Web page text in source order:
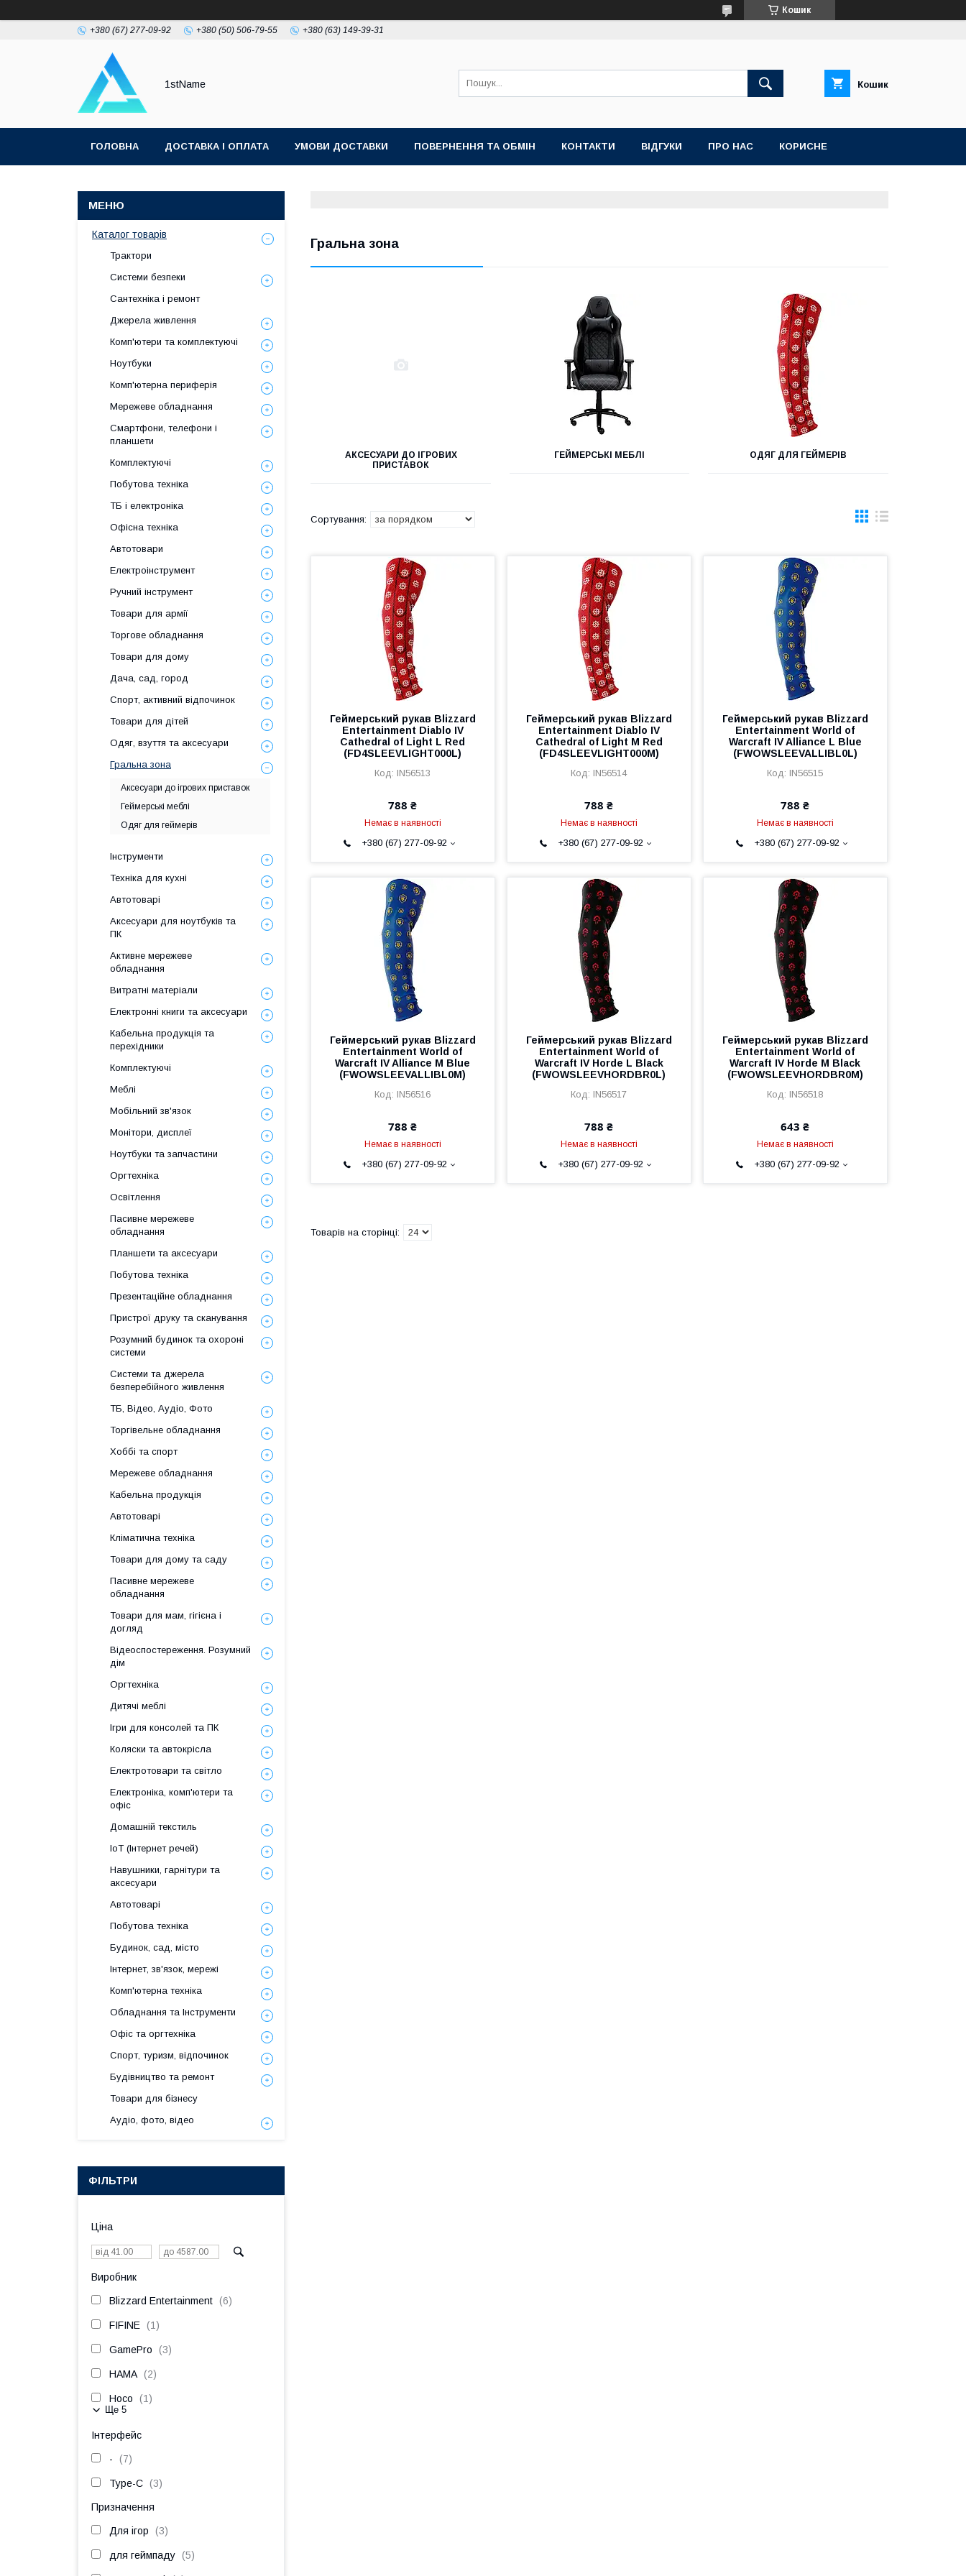
Кошик
+380 (67) 277-09-92 +380 (50) 506-79-55 +380 (63) 149-39-31
1stName Кошик
ГОЛОВНА ДОСТАВКА І ОПЛАТА УМОВИ ДОСТАВКИ ПОВЕРНЕННЯ ТА ОБМІН КОНТАКТИ ВІДГУКИ ПРО НАС КОРИСНЕ
Гральна зона
АКСЕСУАРИ ДО ІГРОВИХ
ПРИСТАВОК
ГЕЙМЕРСЬКІ МЕБЛІ ОДЯГ ДЛЯ ГЕЙМЕРІВ
Геймерський рукав Blizzard
Entertainment Diablo IV
Cathedral of Light L Red
(FD4SLEEVLIGHT000L)
IN56513
788 ₴
Немає в наявності
+380 (67) 277-09-92
Геймерський рукав Blizzard
Entertainment Diablo IV
Cathedral of Light M Red
(FD4SLEEVLIGHT000M)
IN56514
788 ₴
Немає в наявності
+380 (67) 277-09-92
Геймерський рукав Blizzard
Entertainment World of
Warcraft IV Alliance L Blue
(FWOWSLEEVALLIBL0L)
IN56515
788 ₴
Немає в наявності
+380 (67) 277-09-92
Геймерський рукав Blizzard
Entertainment World of
Warcraft IV Alliance M Blue
(FWOWSLEEVALLIBL0M)
IN56516
788 ₴
Немає в наявності
+380 (67) 277-09-92
Геймерський рукав Blizzard
Entertainment World of
Warcraft IV Horde L Black
(FWOWSLEEVHORDBR0L)
IN56517
788 ₴
Немає в наявності
+380 (67) 277-09-92
Геймерський рукав Blizzard
Entertainment World of
Warcraft IV Horde M Black
(FWOWSLEEVHORDBR0M)
IN56518
643 ₴
Немає в наявності
+380 (67) 277-09-92
Каталог товарів
Трактори
Системи безпеки
Сантехніка і ремонт
Джерела живлення
Комп'ютери та комплектуючі
Ноутбуки
Комп'ютерна периферія
Мережеве обладнання
Смартфони, телефони і
планшети
Комплектуючі
Побутова техніка
ТБ і електроніка
Офісна техніка
Автотовари
Електроінструмент
Ручний інструмент
Товари для армії
Торгове обладнання
Товари для дому
Дача, сад, город
Спорт, активний відпочинок
Товари для дітей
Одяг, взуття та аксесуари
Гральна зона
Аксесуари до ігрових приставок
Геймерські меблі
Одяг для геймерів
Інструменти
Техніка для кухні
Автотоварі
Аксесуари для ноутбуків та
ПК
Активне мережеве
обладнання
Витратні матеріали
Електронні книги та аксесуари
Кабельна продукція та
перехідники
Комплектуючі
Меблі
Мобільний зв'язок
Монітори, дисплеї
Ноутбуки та запчастини
Оргтехніка
Освітлення
Пасивне мережеве
обладнання
Планшети та аксесуари
Побутова техніка
Презентаційне обладнання
Пристрої друку та сканування
Розумний будинок та охороні
системи
Системи та джерела
безперебійного живлення
ТБ, Відео, Аудіо, Фото
Торгівельне обладнання
Хоббі та спорт
Мережеве обладнання
Кабельна продукція
Автотоварі
Кліматична техніка
Товари для дому та саду
Пасивне мережеве
обладнання
Товари для мам, гігієна і
догляд
Відеоспостереження. Розумний
дім
Оргтехніка
Дитячі меблі
Ігри для консолей та ПК
Коляски та автокрісла
Електротовари та світло
Електроніка, комп'ютери та
офіс
Домашній текстиль
IoT (Інтернет речей)
Навушники, гарнітури та
аксесуари
Автотоварі
Побутова техніка
Будинок, сад, місто
Інтернет, зв'язок, мережі
Комп'ютерна техніка
Обладнання та Інструменти
Офіс та оргтехніка
Спорт, туризм, відпочинок
Будівництво та ремонт
Товари для бізнесу
Аудіо, фото, відео
ФІЛЬТРИ
Ціна
Виробник
Blizzard Entertainment 6
FIFINE 1
GamePro 3
HAMA 2
Hoco 1
Ще 5
Інтерфейс
- 7
Type-C 3
Призначення
Для ігор 3
для геймпаду 5